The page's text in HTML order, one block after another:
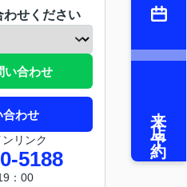
わせください
い合わせ
合わせ
リンク
5188
：00
来店予約